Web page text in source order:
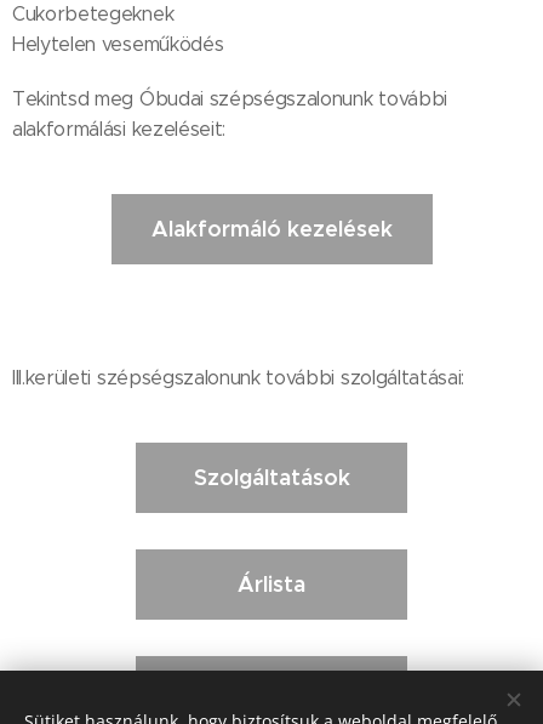
Cukorbetegeknek
Helytelen veseműködés
Tekintsd meg Óbudai szépségszalonunk további
alakformálási kezeléseit:
Alakformáló kezelések
III.kerületi szépségszalonunk további szolgáltatásai:
Szolgáltatások
Árlista